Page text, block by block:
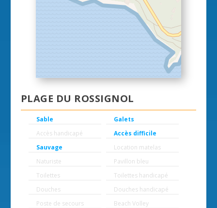
PLAGE DU ROSSIGNOL
Sable
Galets
Accès handicapé
Accès difficile
Sauvage
Location matelas
Naturiste
Pavillon bleu
Toilettes
Toilettes handicapé
Douches
Douches handicapé
Poste de secours
Beach Volley